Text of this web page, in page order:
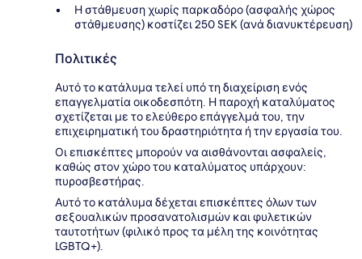
Η στάθμευση χωρίς παρκαδόρο (ασφαλής χώρος
στάθμευσης) κοστίζει 250 SEK (ανά διανυκτέρευση)
Πολιτικές
Αυτό το κατάλυμα τελεί υπό τη διαχείριση ενός
επαγγελματία οικοδεσπότη. Η παροχή καταλύματος
σχετίζεται με το ελεύθερο επάγγελμά του, την
επιχειρηματική του δραστηριότητα ή την εργασία του.
Οι επισκέπτες μπορούν να αισθάνονται ασφαλείς,
καθώς στον χώρο του καταλύματος υπάρχουν:
πυροσβεστήρας.
Αυτό το κατάλυμα δέχεται επισκέπτες όλων των
σεξουαλικών προσανατολισμών και φυλετικών
ταυτοτήτων (φιλικό προς τα μέλη της κοινότητας
LGBTQ+).